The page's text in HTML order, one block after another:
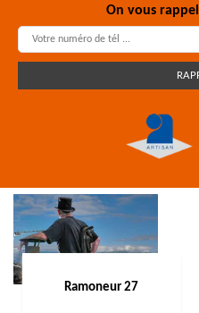
On vous
Ramoneur 27